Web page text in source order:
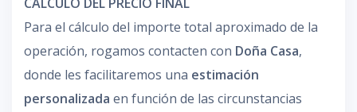
Para el cálculo del importe total aproximado de la
operación, rogamos contacten con Doña Casa,
donde les facilitaremos una estimación
personalizada en función de las circunstancias